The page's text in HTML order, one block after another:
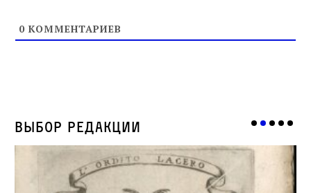
0 КОММЕНТАРИЕВ
Выбор редакции